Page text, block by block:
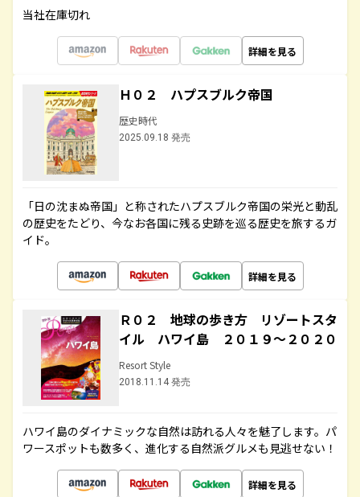
当社在庫切れ
詳細を見る
Ｈ０２ ハプスブルク帝国
歴史時代
2025.09.18 発売
「日の沈まぬ帝国」と称されたハプスブルク帝国の栄光と動乱
の歴史をたどり、今なお各国に残る史跡を巡る歴史を旅するガ
イド。
詳細を見る
Ｒ０２ 地球の歩き方 リゾートスタ
イル ハワイ島 ２０１９～２０２０
Resort Style
2018.11.14 発売
ハワイ島のダイナミックな自然は訪れる人々を魅了します。パ
ワースポットも数多く、進化する自然派グルメも見逃せない！
詳細を見る